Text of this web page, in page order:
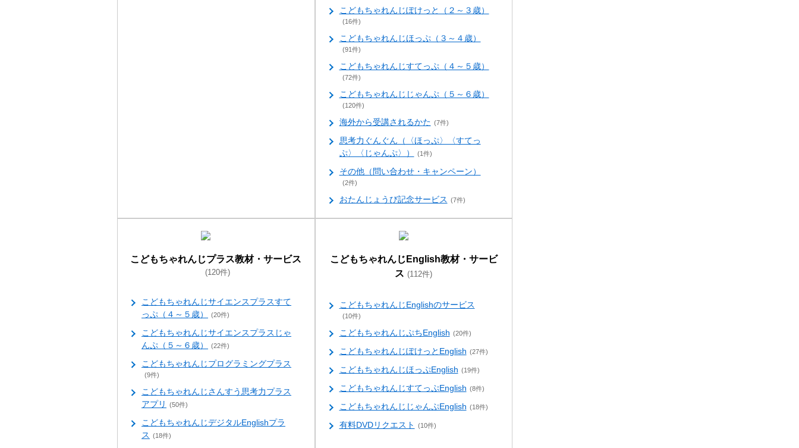
こどもちゃれんじぽけっと（２～３歳）
(16件)
こどもちゃれんじほっぷ（３～４歳）
(91件)
こどもちゃれんじすてっぷ（４～５歳）
(72件)
こどもちゃれんじじゃんぷ（５～６歳）
(120件)
海外から受講されるかた (7件)
思考力ぐんぐん（〈ほっぷ〉〈すてっ
ぷ〉〈じゃんぷ〉）
(1件)
その他（問い合わせ・キャンペーン）
(2件)
おたんじょうび記念サービス (7件)
こどもちゃれんじプラス教材・サービス
(120件)
こどもちゃれんじサイエンスプラスすて
っぷ（４～５歳）
(20件)
こどもちゃれんじサイエンスプラスじゃ
んぷ（５～６歳）
(22件)
こどもちゃれんじプログラミングプラス
(9件)
こどもちゃれんじさんすう思考力プラス
アプリ
(50件)
こどもちゃれんじデジタルEnglishプラ
ス (18件)
こどもちゃれんじEnglish教材・サービ
ス (112件)
こどもちゃれんじEnglishのサービス
(10件)
こどもちゃれんじぷちEnglish (20件)
こどもちゃれんじぽけっとEnglish (27件)
こどもちゃれんじほっぷEnglish (19件)
こどもちゃれんじすてっぷEnglish (8件)
こどもちゃれんじじゃんぷEnglish (18件)
有料DVDリクエスト (10件)